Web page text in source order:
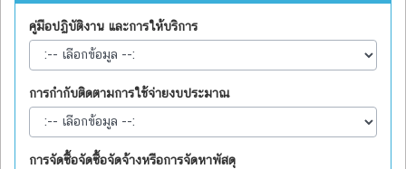
คู่มือปฏิบัติงาน และการให้บริการ
การกำกับติดตามการใช้จ่ายงบประมาณ
การจัดซื้อจัดซื้อจัดจ้างหรือการจัดหาพัสดุ